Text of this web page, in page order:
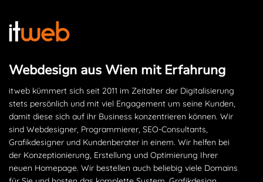
Webdesign aus Wien mit Erfahrung
itweb kümmert sich seit 2011 im Zeitalter der Digitalisierung
stets persönlich und mit viel Engagement um seine Kunden,
damit diese sich auf ihr Business konzentrieren können. Wir
sind Webdesigner, Programmierer, SEO-Consultants,
Grafikdesigner und Kundenberater in einem. Wir helfen bei
der Konzeptionierung, Erstellung und Optimierung Ihrer
neuen Homepage. Wir bestellen auch beliebig viele Domains